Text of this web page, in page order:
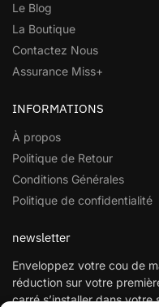
Le Blog
La Boutique
Contactez Nous
Assurance Miss+
INFORMATIONS
À propos
Politique de Retour
Conditions Générales
Politique de confidentialité
newsletter
Enveloppez votre cou de
réduction sur votre
carré s’installer dans votre